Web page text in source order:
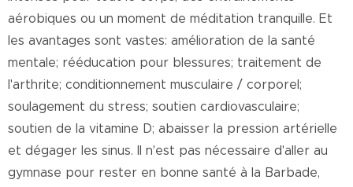
aérobiques ou un moment de méditation tranquille. Et
les avantages sont vastes: amélioration de la santé
mentale; rééducation pour blessures; traitement de
l'arthrite; conditionnement musculaire / corporel;
soulagement du stress; soutien cardiovasculaire;
soutien de la vitamine D; abaisser la pression artérielle
et dégager les sinus. Il n'est pas nécessaire d'aller au
gymnase pour rester en bonne santé à la Barbade,